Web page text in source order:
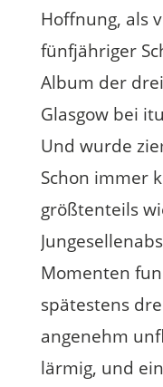
Hoffnung, als
fünfjähriger
Album der
Glasgow bei
Und wurde
Schon immer
größtenteils
Momenten
spätestens
angenehm
lärmig, und